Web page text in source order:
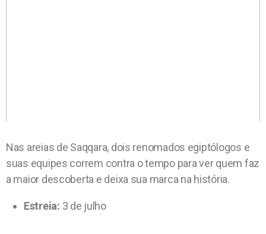
Nas areias de Saqqara, dois renomados egiptólogos e
suas equipes correm contra o tempo para ver quem faz
a maior descoberta e deixa sua marca na história.
Estreia: 3 de julho